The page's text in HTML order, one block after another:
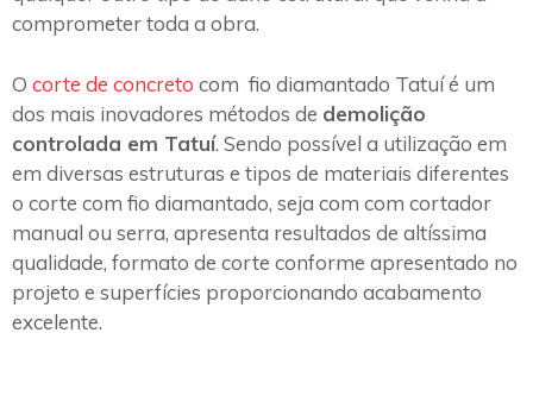
comprometer toda a obra.
O corte de concreto com fio diamantado Tatuí é um
dos mais inovadores métodos de demolição
controlada em Tatuí. Sendo possível a utilização em
em diversas estruturas e tipos de materiais diferentes
o corte com fio diamantado, seja com com cortador
manual ou serra, apresenta resultados de altíssima
qualidade, formato de corte conforme apresentado no
projeto e superfícies proporcionando acabamento
excelente.